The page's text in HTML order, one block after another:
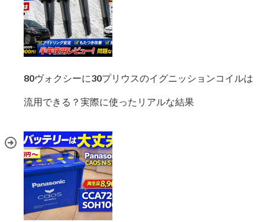
80ヴォクシーに30プリウスのイグニッションコイルは
流用できる？実際に使ったリアルな結果